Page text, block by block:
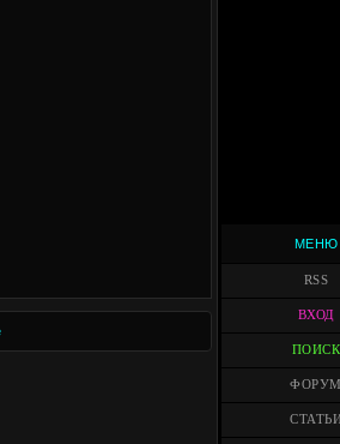
МЕНЮ
RSS
ВХОД
ПОИСК
ФОРУМ